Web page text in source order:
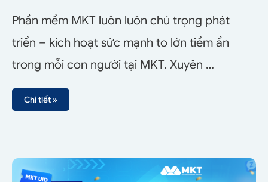
Phần mềm MKT luôn luôn chú trọng phát
triển – kích hoạt sức mạnh to lớn tiềm ẩn
trong mỗi con người tại MKT. Xuyên …
Chi tiết »